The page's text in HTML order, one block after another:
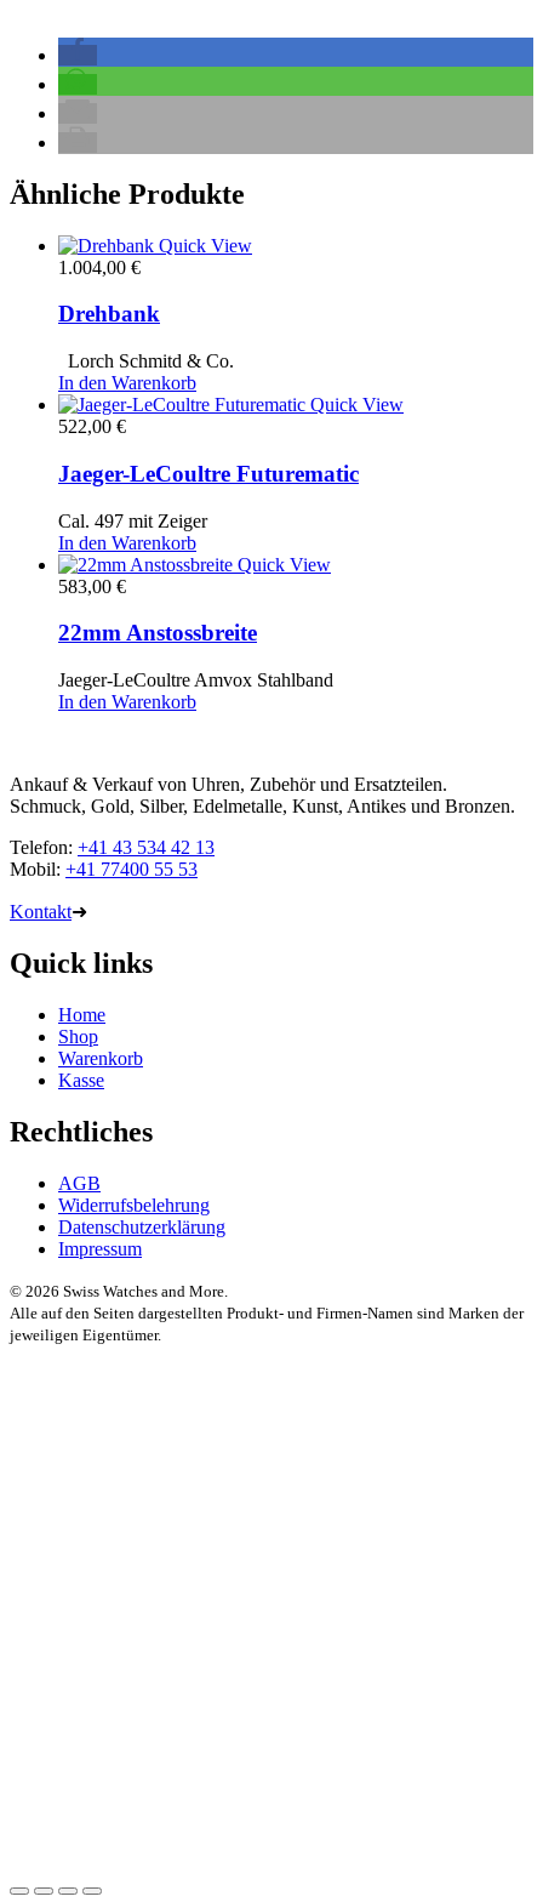
Ähnliche Produkte
Quick View
1.004,00 €
Drehbank
Lorch Schmitd & Co.
In den Warenkorb
Quick View
522,00 €
Jaeger-LeCoultre Futurematic
Cal. 497 mit Zeiger
In den Warenkorb
Quick View
583,00 €
22mm Anstossbreite
Jaeger-LeCoultre Amvox Stahlband
In den Warenkorb
Ankauf & Verkauf von Uhren, Zubehör und Ersatzteilen.
Schmuck, Gold, Silber, Edelmetalle, Kunst, Antikes und Bronzen.
Telefon: +41 43 534 42 13
Mobil: +41 77400 55 53
Kontakt➜
Quick links
Home
Shop
Warenkorb
Kasse
Rechtliches
AGB
Widerrufsbelehrung
Datenschutzerklärung
Impressum
© 2026 Swiss Watches and More.
Alle auf den Seiten dargestellten Produkt- und Firmen-Namen sind Marken der
jeweiligen Eigentümer.